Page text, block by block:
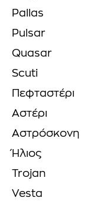
Pallas
Pulsar
Quasar
Scuti
Πεφταστέρι
Αστέρι
Αστρόσκονη
Ήλιος
Trojan
Vesta